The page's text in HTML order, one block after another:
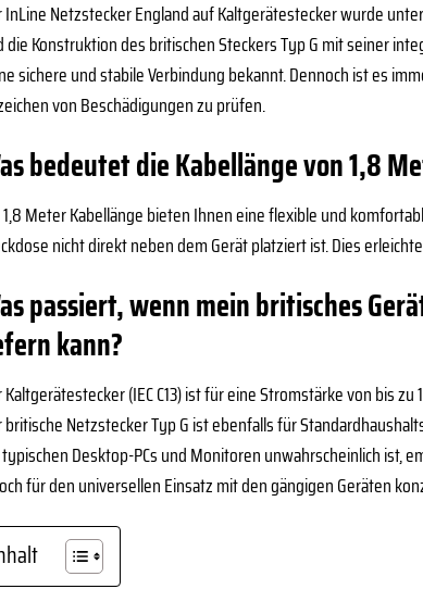
InLine Netzstecker England auf Kaltgerätestecker wurde
die Konstruktion des britischen Steckers Typ G mit seiner
sichere und stabile Verbindung bekannt. Dennoch ist es
von Beschädigungen zu prüfen.
bedeutet die Kabellänge von 1,8
1,8 Meter Kabellänge bieten Ihnen eine flexible und
nicht direkt neben dem Gerät platziert ist. Dies
passiert, wenn mein britisches
kann?
Kaltgerätestecker (IEC C13) ist für eine Stromstärke von bis
britische Netzstecker Typ G ist ebenfalls für
Desktop-PCs und Monitoren unwahrscheinlich ist,
für den universellen Einsatz mit den gängigen Geräten